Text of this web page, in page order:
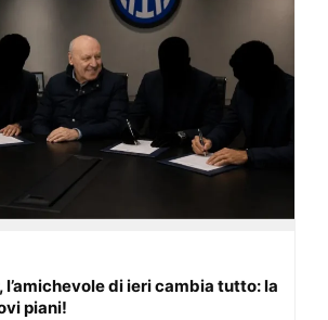
l’amichevole di ieri cambia tutto: la
piani!